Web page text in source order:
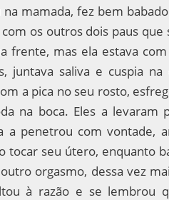
mamada, fez bem
os outros dois paus que
frente, mas ela estava
juntava saliva e cuspia
a pica no seu rosto,
na boca. Eles a
a penetrou com vontade,
tocar seu útero, enquanto
orgasmo, dessa vez
à razão e se lembrou